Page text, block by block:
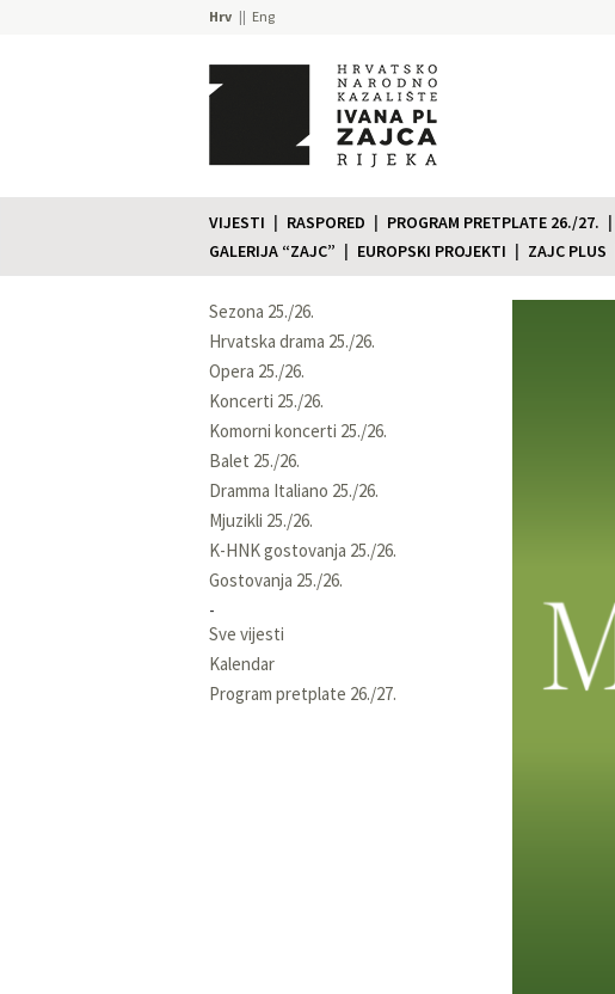
Hrv Eng
VIJESTI RASPORED PROGRAM PRETPLATE 26./27.
GALERIJA “ZAJC”
EUROPSKI PROJEKTI ZAJC PLUS
Sezona 25./26.
Hrvatska drama 25./26.
Opera 25./26.
Koncerti 25./26.
Komorni koncerti 25./26.
Balet 25./26.
Dramma Italiano 25./26.
Mjuzikli 25./26.
K-HNK gostovanja 25./26.
Gostovanja 25./26.
Sve vijesti
Kalendar
Program pretplate 26./27.